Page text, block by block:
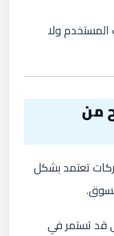
المستخدم ولا
من
تعتمد بشكل
قد تستمر في